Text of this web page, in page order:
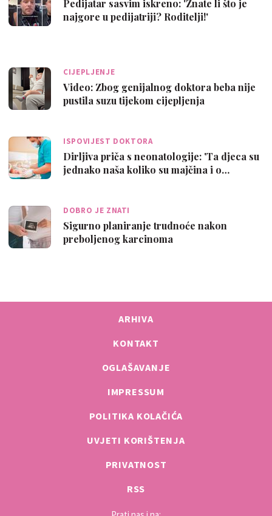
Pedijatar sasvim iskreno: 'Znate li što je
najgore u pedijatriji? Roditelji!'
CIJEPLJENJE
Video: Zbog genijalnog doktora beba nije
pustila suzu tijekom cijepljenja
ISPOVIJEST DOKTORA
Dirljiva priča s neonatologije: 'Ta djeca su
jednako naša koliko su majčina i o…
DOBRO JE ZNATI
Sigurno planiranje trudnoće nakon
preboljenog karcinoma
ARHIVA
KONTAKT
OGLAŠAVANJE
IMPRESSUM
POLITIKA KOLAČIĆA
UVJETI KORIŠTENJA
PRIVATNOST
RSS